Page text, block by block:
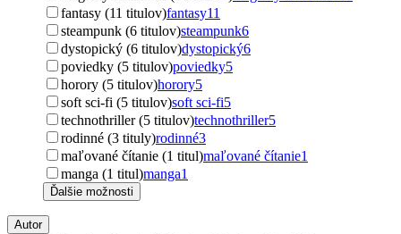
fantasy (11 titulov)fantasy11
steampunk (6 titulov)steampunk6
dystopický (6 titulov)dystopický6
poviedky (5 titulov)poviedky5
horory (5 titulov)horory5
soft sci-fi (5 titulov)soft sci-fi5
technothriller (5 titulov)technothriller5
rodinné (3 tituly)rodinné3
maľované čítanie (1 titul)maľované čítanie1
manga (1 titul)manga1
Ďalšie možnosti
Autor